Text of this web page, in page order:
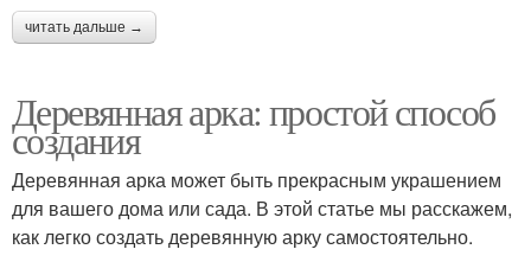
читать дальше →
Деревянная арка: простой способ
создания
Деревянная арка может быть прекрасным украшением
для вашего дома или сада. В этой статье мы расскажем,
как легко создать деревянную арку самостоятельно.